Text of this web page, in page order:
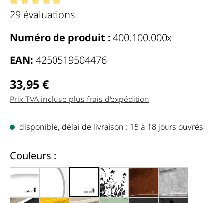
Note moyenne de 4.96 de 5 étoiles
29 évaluations
Numéro de produit : 400.100.000x
EAN: 4250519504476
Regulärer Preis:
33,95 €
Prix TVA incluse plus frais d'expédition
disponible, délai de livraison : 15 à 18 jours ouvrés
Couleurs :
blanc avec bords (000)
blanc, bords gris (000d)
blanc brillant (000x)
blanc, fleurs noires (000c)
marron antique
gris (001)